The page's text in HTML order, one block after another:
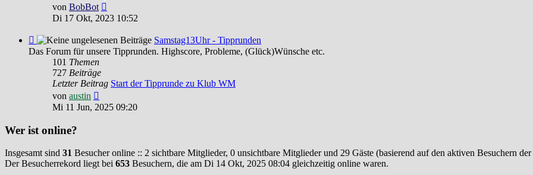
von BobBot
Beitrag
Di 17 Okt, 2023 10:52
Feed
-
Samstag13Uhr
Tipprunden
Samstag13Uhr - Tipprunden
Das Forum für unsere Tipprunden. Highscore, Probleme, (Glück)Wünsche etc.
101 Themen
727 Beiträge
Letzter Beitrag Start der Tipprunde zu Klub WM
von austin
Beitrag
Mi 11 Jun, 2025 09:20
Wer ist online?
Insgesamt sind 31 Besucher online :: 2 sichtbare Mitglieder, 0 unsichtbare Mitglieder und 29 Gäste (basierend auf den aktiven Besuchern
Der Besucherrekord liegt bei 653 Besuchern, die am Di 14 Okt, 2025 08:04 gleichzeitig online waren.